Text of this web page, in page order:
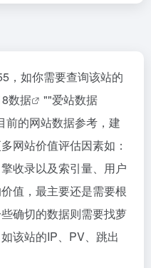
，如你需要查询该站的
数据 ""爱站数据
前的网站数据参考，建
网站价值评估因素如：
收录以及索引量、用户
值，最主要还是需要根
确切的数据则需要找萝
该站的IP、PV、跳出